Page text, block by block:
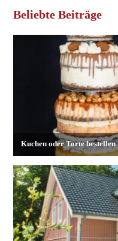
Beliebte Beiträge